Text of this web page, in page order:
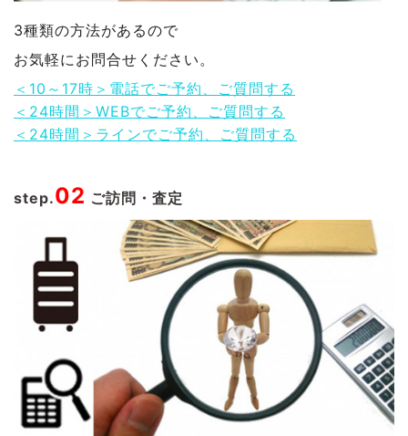
3種類の方法があるので
お気軽にお問合せください。
＜10～17時＞電話でご予約、ご質問する
＜24時間＞WEBでご予約、ご質問する
＜24時間＞ラインでご予約、ご質問する
step.02 ご訪問・査定